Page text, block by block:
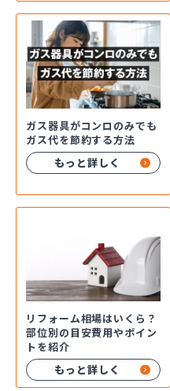
ガス器具がコンロのみでも
ガス代を節約する方法
もっと詳しく
リフォーム相場はいくら？
部位別の目安費用やポイン
トを紹介
もっと詳しく